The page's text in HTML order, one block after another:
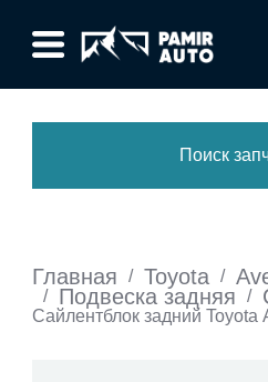
Поиск
Главная / Toyota /
/ Подвеска задняя /
Сайлентблок задний Toyota